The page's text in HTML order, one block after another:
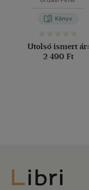
Könyv
Utolsó ismert ár:
2 490 Ft
Libri